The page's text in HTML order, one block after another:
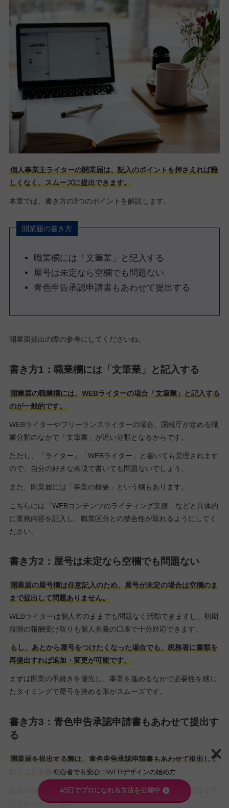
個人事業主ライターの開業届は、記入のポイントを押さえれば難
しくなく、スムーズに提出できます。
本章では、書き方の3つのポイントを解説します。
開業届の書き方
職業欄には「文筆業」と記入する
屋号は未定なら空欄でも問題ない
青色申告承認申請書もあわせて提出する
開業届提出の際の参考にしてくださいね。
書き方1：職業欄には「文筆業」と記入する
開業届の職業欄には、WEBライターの場合「文筆業」と記入する
のが一般的です。
WEBライターやフリーランスライターの場合、国税庁が定める職
業分類のなかで「文筆業」が近い分類となるからです。
ただし、「ライター」「WEBライター」と書いても受理されます
ので、自分の好きな表現で書いても問題ないでしょう。
また、開業届には「事業の概要」という欄もあります。
こちらには「WEBコンテンツのライティング業務」などと具体的
に業務内容を記入し、職業区分との整合性が取れるようにしてく
ださい。
書き方2：屋号は未定なら空欄でも問題ない
開業届の屋号欄は任意記入のため、屋号が未定の場合は空欄のま
まで提出して問題ありません。
WEBライターは個人名のままでも問題なく活動できますし、初期
段階の報酬受け取りも個人名義の口座で十分対応できます。
もし、あとから屋号をつけたくなった場合でも、税務署に書類を
再提出すれば追加・変更が可能です。
まずは開業の手続きを優先し、事業を進めるなかで必要性を感じ
たタイミングで屋号を決める形がスムーズです。
書き方3：青色申告承認申請書もあわせて提出す
る
開業届を提出する際は、青色申告承認申請書もあわせて提出して
おくことを強くおすすめします。
最大の理由は、青色申告を選ぶことで最大65万円の特別控除が受
けられるからです。
初心者でも安心！WEBデザインの始め方
45日でプロになれる方法を公開中